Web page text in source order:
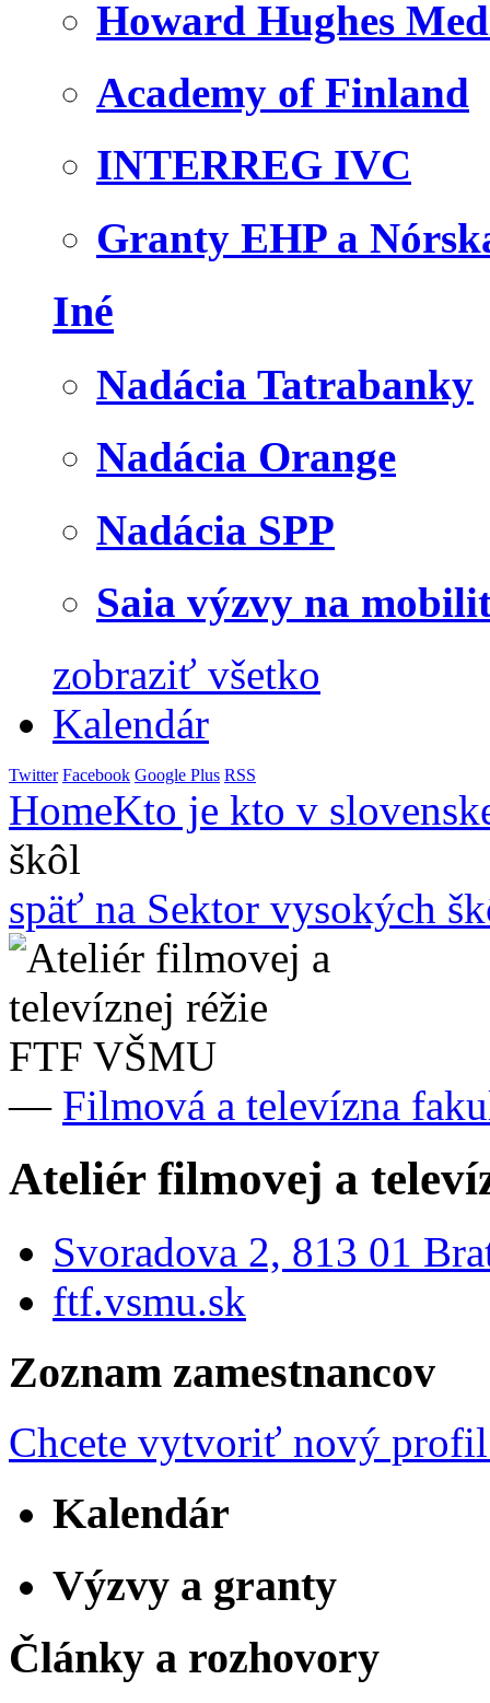
Howard Hughes
Academy of Finland
INTERREG IVC
Granty EHP a
Iné
Nadácia Tatrabanky
Nadácia Orange
Nadácia SPP
Saia výzvy na
zobraziť všetko
Kalendár
Twitter Facebook Google Plus RSS
HomeKto je kto v
škôl
späť na Sektor vysokých
— Filmová a televízna
Ateliér filmovej a
Svoradova 2, 813 01
ftf.vsmu.sk
Zoznam zamestnancov
Chcete vytvoriť nový
Kalendár
Výzvy a granty
Články a rozhovory